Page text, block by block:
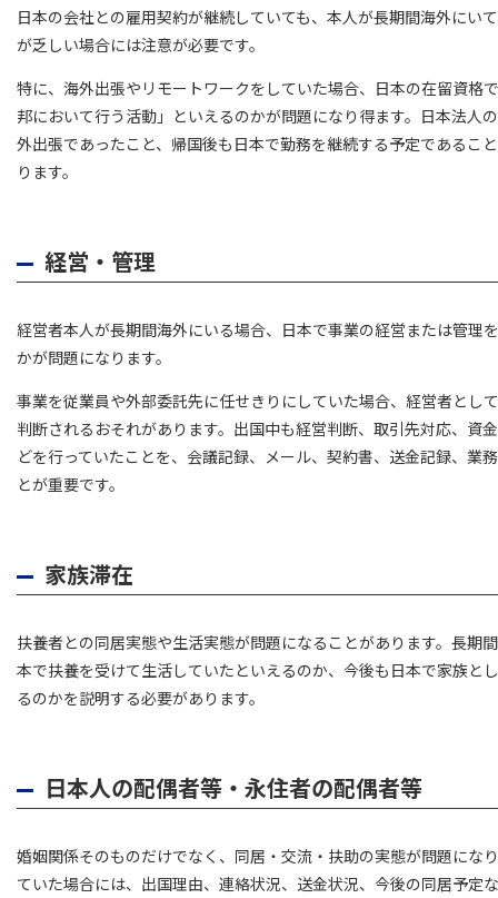
日本の会社との雇用契約が継続していても、本人が長期間海外にい
が乏しい場合には注意が必要です。
特に、海外出張やリモートワークをしていた場合、日本の在留資格
邦において行う活動」といえるのかが問題になり得ます。日本法人
外出張であったこと、帰国後も日本で勤務を継続する予定であるこ
ります。
経営・管理
経営者本人が長期間海外にいる場合、日本で事業の経営または管理
かが問題になります。
事業を従業員や外部委託先に任せきりにしていた場合、経営者とし
判断されるおそれがあります。出国中も経営判断、取引先対応、資
どを行っていたことを、会議記録、メール、契約書、送金記録、業
とが重要です。
家族滞在
扶養者との同居実態や生活実態が問題になることがあります。長期
本で扶養を受けて生活していたといえるのか、今後も日本で家族と
るのかを説明する必要があります。
日本人の配偶者等・永住者の配偶者等
婚姻関係そのものだけでなく、同居・交流・扶助の実態が問題にな
ていた場合には、出国理由、連絡状況、送金状況、今後の同居予定